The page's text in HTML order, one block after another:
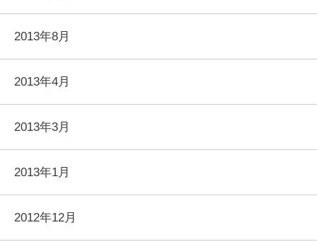
2013年8月
2013年4月
2013年3月
2013年1月
2012年12月